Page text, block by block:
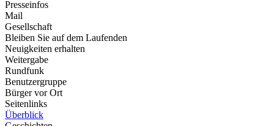
Presseinfos
Mail
Gesellschaft
Bleiben Sie auf dem Laufenden
Neuigkeiten erhalten
Weitergabe
Rundfunk
Benutzergruppe
Bürger vor Ort
Seitenlinks
Überblick